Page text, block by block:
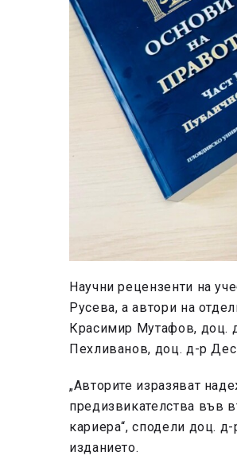
Научни рецензенти на
Русева, а автори на
Красимир Мутафов, доц.
Пехливанов, доц. д-р
„Авторите изразяват
предизвикателства във
кариера“, сподели доц.
изданието.